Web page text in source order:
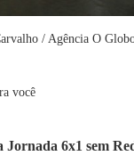
/ Agência O
você
6x1 sem